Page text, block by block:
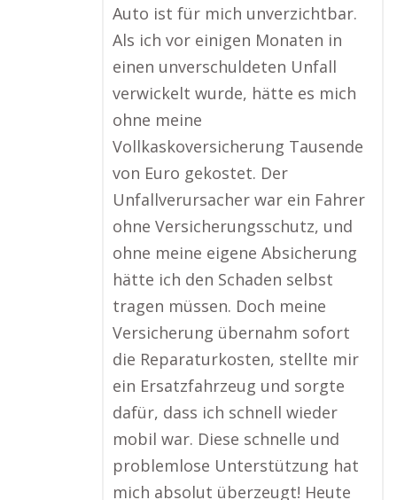
Auto ist für mich unverzichtbar.
Als ich vor einigen Monaten in
einen unverschuldeten Unfall
verwickelt wurde, hätte es mich
ohne meine
Vollkaskoversicherung Tausende
von Euro gekostet. Der
Unfallverursacher war ein Fahrer
ohne Versicherungsschutz, und
ohne meine eigene Absicherung
hätte ich den Schaden selbst
tragen müssen. Doch meine
Versicherung übernahm sofort
die Reparaturkosten, stellte mir
ein Ersatzfahrzeug und sorgte
dafür, dass ich schnell wieder
mobil war. Diese schnelle und
problemlose Unterstützung hat
mich absolut überzeugt! Heute